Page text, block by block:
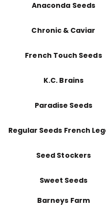
Anaconda Seeds
Chronic & Caviar
French Touch Seeds
K.C. Brains
Paradise Seeds
Regular Seeds French
Seed Stockers
Sweet Seeds
Barneys Farm